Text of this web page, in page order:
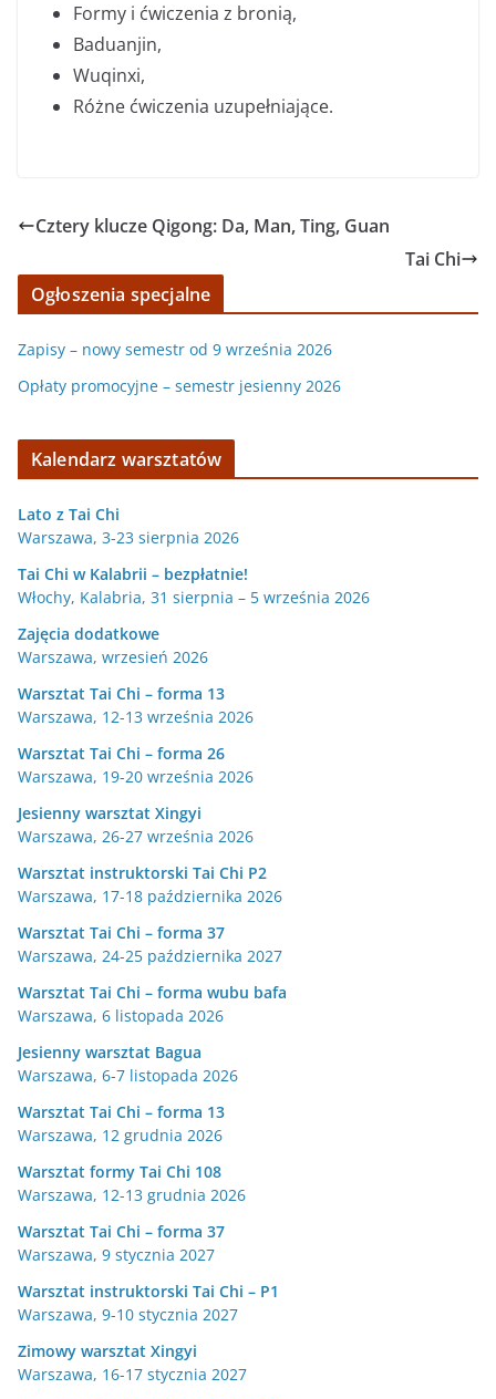
Formy i ćwiczenia z bronią,
Baduanjin,
Wuqinxi,
Różne ćwiczenia uzupełniające.
Cztery klucze Qigong: Da, Man, Ting, Guan
Tai Chi
Ogłoszenia specjalne
Zapisy – nowy semestr od 9 września 2026
Opłaty promocyjne – semestr jesienny 2026
Kalendarz warsztatów
Lato z Tai Chi
Warszawa, 3-23 sierpnia 2026
Tai Chi w Kalabrii – bezpłatnie!
Włochy, Kalabria, 31 sierpnia – 5 września 2026
Zajęcia dodatkowe
Warszawa, wrzesień 2026
Warsztat Tai Chi – forma 13
Warszawa, 12-13 września 2026
Warsztat Tai Chi – forma 26
Warszawa, 19-20 września 2026
Jesienny warsztat Xingyi
Warszawa, 26-27 września 2026
Warsztat instruktorski Tai Chi P2
Warszawa, 17-18 października 2026
Warsztat Tai Chi – forma 37
Warszawa, 24-25 października 2027
Warsztat Tai Chi – forma wubu bafa
Warszawa, 6 listopada 2026
Jesienny warsztat Bagua
Warszawa, 6-7 listopada 2026
Warsztat Tai Chi – forma 13
Warszawa, 12 grudnia 2026
Warsztat formy Tai Chi 108
Warszawa, 12-13 grudnia 2026
Warsztat Tai Chi – forma 37
Warszawa, 9 stycznia 2027
Warsztat instruktorski Tai Chi – P1
Warszawa, 9-10 stycznia 2027
Zimowy warsztat Xingyi
Warszawa, 16-17 stycznia 2027